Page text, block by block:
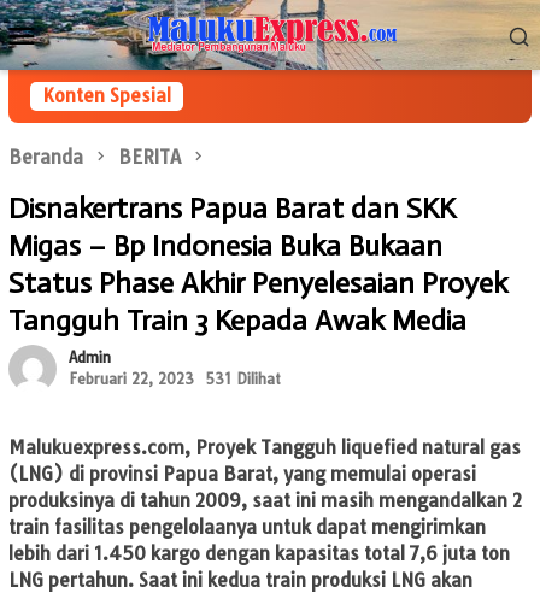
Loncat
ke
konten
Menu
Mobile
Konten Spesial
Beranda BERITA
Disnakertrans Papua Barat dan SKK
Migas – Bp Indonesia Buka Bukaan
Status Phase Akhir Penyelesaian Proyek
Tangguh Train 3 Kepada Awak Media
Admin
Februari 22, 2023
531 Dilihat
Malukuexpress.com, Proyek Tangguh liquefied natural gas
(LNG) di provinsi Papua Barat, yang memulai operasi
produksinya di tahun 2009, saat ini masih mengandalkan 2
train fasilitas pengelolaanya untuk dapat mengirimkan
lebih dari 1.450 kargo dengan kapasitas total 7,6 juta ton
LNG pertahun. Saat ini kedua train produksi LNG akan